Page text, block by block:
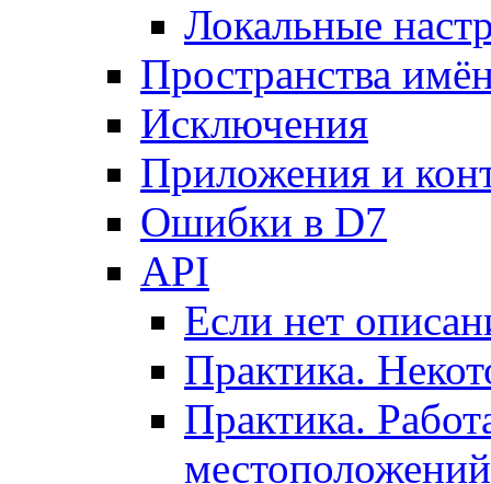
Локальные
Пространства
Исключения
Приложения и
Ошибки в D7
API
Если нет
Практика.
Практика.
местоположений